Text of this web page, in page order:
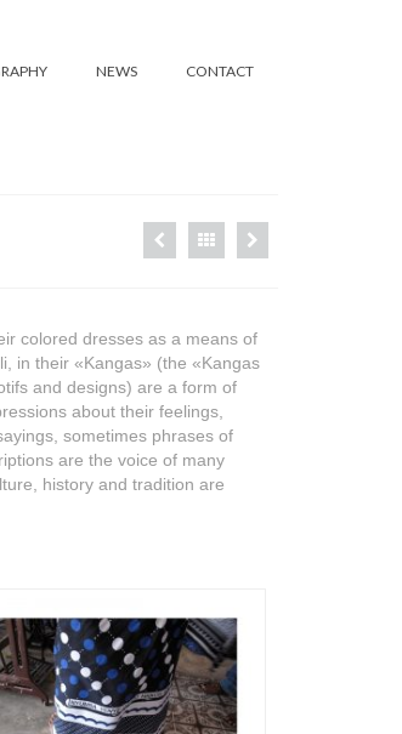
NEWS CONTACT
colored dresses as a means of
in their «Kangas» (the «Kangas
and designs) are a form of
about their feelings,
sometimes phrases of
are the voice of many
history and tradition are